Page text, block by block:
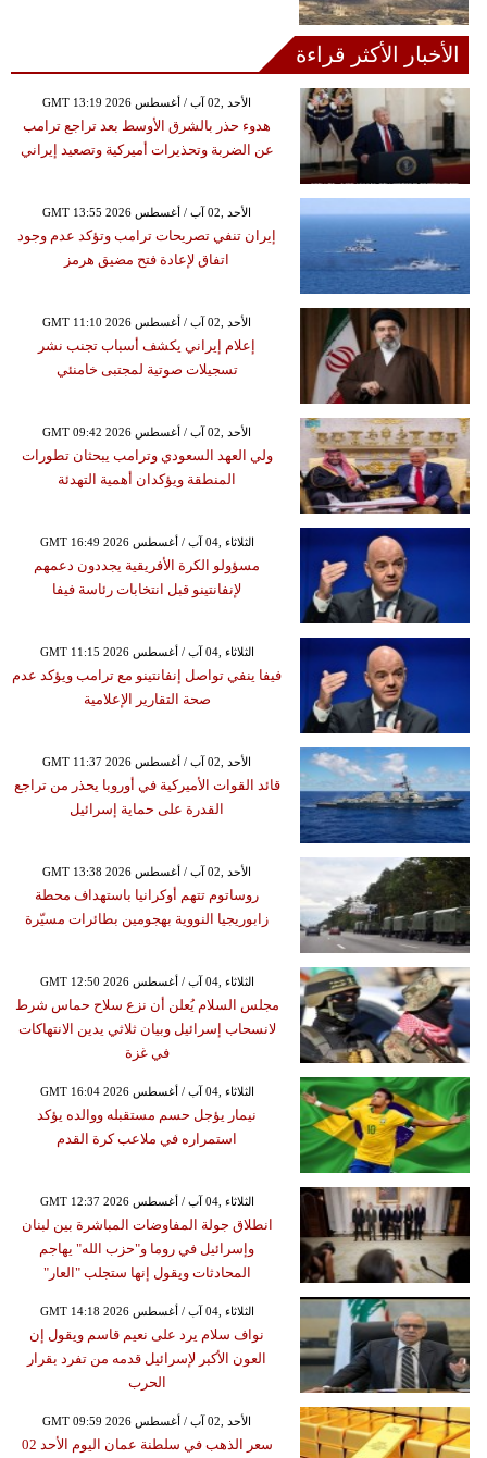
الأخبار الأكثر قراءة
GMT 13:19 2026 الأحد ,02 آب / أغسطس
هدوء حذر بالشرق الأوسط بعد تراجع ترامب
عن الضربة وتحذيرات أميركية وتصعيد إيراني
GMT 13:55 2026 الأحد ,02 آب / أغسطس
إيران تنفي تصريحات ترامب وتؤكد عدم وجود
اتفاق لإعادة فتح مضيق هرمز
GMT 11:10 2026 الأحد ,02 آب / أغسطس
إعلام إيراني يكشف أسباب تجنب نشر
تسجيلات صوتية لمجتبى خامنئي
GMT 09:42 2026 الأحد ,02 آب / أغسطس
ولي العهد السعودي وترامب يبحثان تطورات
المنطقة ويؤكدان أهمية التهدئة
GMT 16:49 2026 الثلاثاء ,04 آب / أغسطس
مسؤولو الكرة الأفريقية يجددون دعمهم
لإنفانتينو قبل انتخابات رئاسة فيفا
GMT 11:15 2026 الثلاثاء ,04 آب / أغسطس
فيفا ينفي تواصل إنفانتينو مع ترامب ويؤكد عدم
صحة التقارير الإعلامية
GMT 11:37 2026 الأحد ,02 آب / أغسطس
قائد القوات الأميركية في أوروبا يحذر من تراجع
القدرة على حماية إسرائيل
GMT 13:38 2026 الأحد ,02 آب / أغسطس
روساتوم تتهم أوكرانيا باستهداف محطة
زابوريجيا النووية بهجومين بطائرات مسيّرة
GMT 12:50 2026 الثلاثاء ,04 آب / أغسطس
مجلس السلام يُعلن أن نزع سلاح حماس شرط
لانسحاب إسرائيل وبيان ثلاثي يدين الانتهاكات
في غزة
GMT 16:04 2026 الثلاثاء ,04 آب / أغسطس
نيمار يؤجل حسم مستقبله ووالده يؤكد
استمراره في ملاعب كرة القدم
GMT 12:37 2026 الثلاثاء ,04 آب / أغسطس
انطلاق جولة المفاوضات المباشرة بين لبنان
وإسرائيل في روما و"حزب الله" يهاجم
المحادثات ويقول إنها ستجلب "العار"
GMT 14:18 2026 الثلاثاء ,04 آب / أغسطس
نواف سلام يرد على نعيم قاسم ويقول إن
العون الأكبر لإسرائيل قدمه من تفرد بقرار
الحرب
GMT 09:59 2026 الأحد ,02 آب / أغسطس
سعر الذهب في سلطنة عمان اليوم الأحد 02